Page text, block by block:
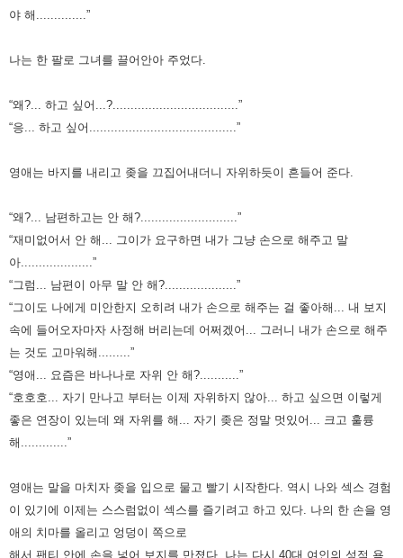
야 해..............”
나는 한 팔로 그녀를 끌어안아 주었다.
“왜?... 하고 싶어...?...................................”
“응... 하고 싶어.........................................”
영애는 바지를 내리고 좆을 끄집어내더니 자위하듯이 흔들어 준다.
“왜?... 남편하고는 안 해?...........................”
“재미없어서 안 해... 그이가 요구하면 내가 그냥 손으로 해주고 말
아....................”
“그럼... 남편이 아무 말 안 해?....................”
“그이도 나에게 미안한지 오히려 내가 손으로 해주는 걸 좋아해... 내 보지
속에 들어오자마자 사정해 버리는데 어쩌겠어...
그러니 내가 손으로 해주
는 것도 고마워해.........”
“영애... 요즘은 바나나로 자위 안 해?...........”
“호호호... 자기 만나고 부터는 이제 자위하지 않아... 하고 싶으면 이렇게
좋은 연장이 있는데 왜 자위를 해... 자기 좆은 정말 멋있어... 크고 훌륭
해.............”
영애는 말을 마치자 좆을 입으로 물고 빨기 시작한다. 역시 나와 섹스 경험
이 있기에 이제는 스스럼없이 섹스를 즐기려고 하고 있다. 나의 한 손을 영
애의 치마를 올리고 엉덩이 쪽으로
해서 팬티 안에 손을 넣어 보지를 만졌다. 나는 다시 40대 여인의 성적 욕